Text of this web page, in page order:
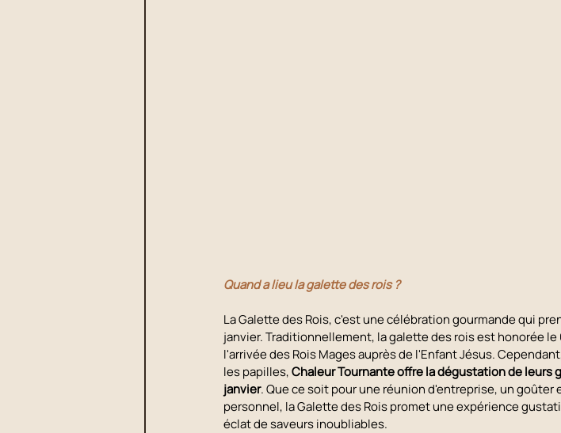
Quand a lieu la galette des rois ?
La Galette des Rois, c'est une célébration gourmande qui
janvier. Traditionnellement, la galette des rois est honorée
l'arrivée des Rois Mages auprès de l'Enfant Jésus.
les papilles, Chaleur Tournante offre la dégustation de leurs
janvier. Que ce soit pour une réunion d'entreprise, un goûter
personnel, la Galette des Rois promet une expérience
éclat de saveurs inoubliables.